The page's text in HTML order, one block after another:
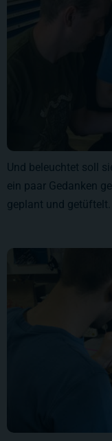
Und beleuchtet soll
ein paar Gedanken
geplant und getüftelt.